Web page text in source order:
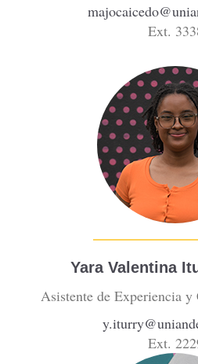
Ext.
Yara Valentina
Asistente de Experiencia
Ext.